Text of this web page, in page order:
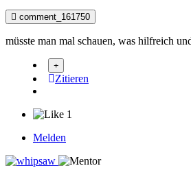
comment_161750
müsste man mal schauen, was hilfreich
Zitieren
1
Melden